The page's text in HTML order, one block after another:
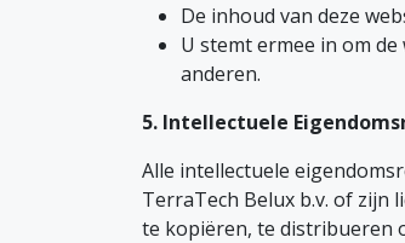
De inhoud van deze
U stemt ermee in om
anderen.
5. Intellectuele
Alle intellectuele
TerraTech Belux b.v. of zijn
te kopiëren, te distribueren